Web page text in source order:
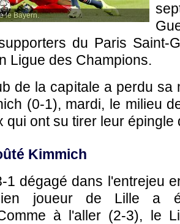
le Bayern.
du Paris Saint-
Ligue des Champions.
de la capitale a perdu sa
(0-1), mardi, le milieu
qui ont su tirer leur épingle
Kimmich
1 dégagé dans l'entrejeu
joueur de Lille a
à l'aller (2-3), le